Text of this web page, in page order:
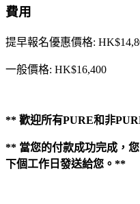
費用
提早報名優惠價格:
一般價格: HK$16,400
** 歡迎所有PURE和非
** 當您的付款成功完成，
下個工作日發送給您。 **